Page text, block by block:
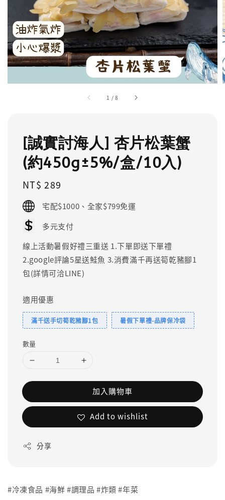
1 /8
[誠實討海人] 杏片松葉蟹
(約450g±5%/盒/10入)
Regular
price
NT$ 289
宅配$1000、全家$799免運
多元支付
線上活動暑假好禮三重送 1.下單即送下單禮
2.google評論5星送鮭魚 3.消費滿千再送筍乾豬腳1
包(詳情可洽LINE)
適用優惠
滿千送手切筍乾豬腳1包 暑假下單禮-品牌保冷袋
數量
加入購物車
Add to wishlist
分享
#冷凍食品 #海鮮 #調理品 #炸類 #年菜